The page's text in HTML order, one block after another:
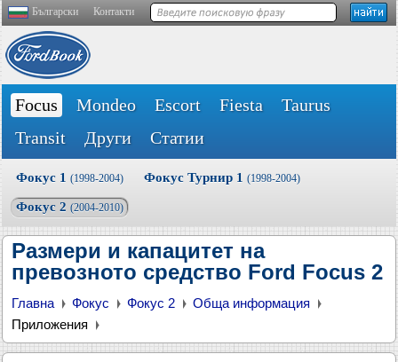
Български Контакти
Focus Mondeo Escort Fiesta
Taurus
Transit
Други Статии
Фокус 1 (1998-2004) Фокус Турнир 1 (1998-2004)
Фокус 2 (2004-2010)
Размери и капацитет на
превозното средство Ford Focus 2
Главна Фокус Фокус 2
Обща информация
Приложения